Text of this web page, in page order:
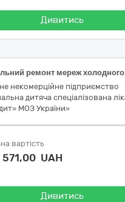
Дивитись
некомерційне підприємство
дитяча спеціалізована
МОЗ України»
вартість
UAH
Дивитись